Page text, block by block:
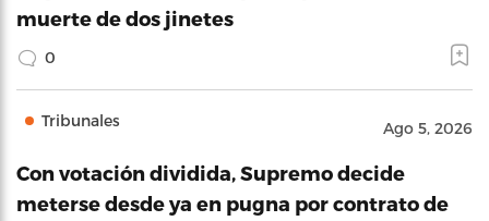
muerte de dos jinetes
0
Tribunales Ago 5, 2026
Con votación dividida, Supremo decide
meterse desde ya en pugna por contrato de